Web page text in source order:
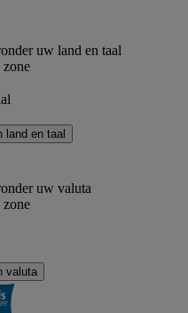
uw land en taal
zone
land en taal
uw valuta
zone
valuta